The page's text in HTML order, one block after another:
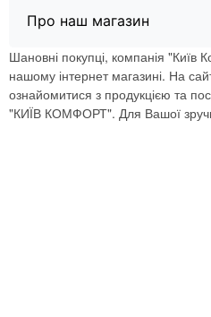
Про наш магазин
Шановні покупці, компанія "Київ
нашому інтернет магазині. На
ознайомитися з продукцією та
"КИЇВ КОМФОРТ". Для Вашої